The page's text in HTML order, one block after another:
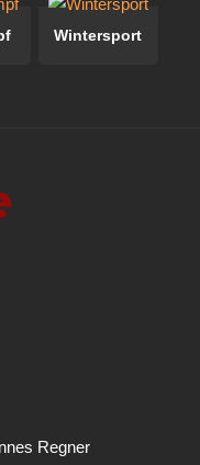
Wintersport
Regner